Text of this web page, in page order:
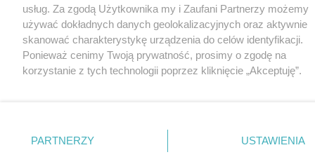
usług. Za zgodą Użytkownika my i Zaufani Partnerzy możemy
używać dokładnych danych geolokalizacyjnych oraz aktywnie
skanować charakterystykę urządzenia do celów identyfikacji.
Ponieważ cenimy Twoją prywatność, prosimy o zgodę na
korzystanie z tych technologii poprzez kliknięcie „Akceptuję”.
nie wymagają zgody użytkownika, ale masz prawo sprzeciwić
się takiemu przetwarzaniu. Preferencje będą miały
PARTNERZY USTAWIENIA